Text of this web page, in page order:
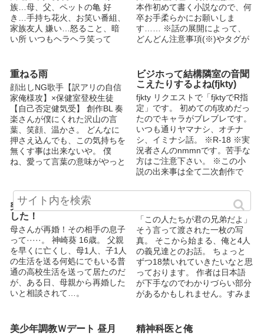
描きました() 一応ユズルのつも
りです。他キャラも描けたらい
いな……（ ˆᴗˆ ）
族…母、父、ペットの亀 好
き…手持ち花火、お笑い番組、
家族友人 嫌い…怒ること、暗
い所 いつもヘラヘラ笑って
たかったのに長くなりそうだ。
本作初めて書く小説なので、何
卒お手柔らかにお願いしま
す…… ※話の展開によって、
どんどん注意事項(※)やタグが
お願い致します。 ※◇は視点
切り替えです。 ※微ファンタ
ジー表現注意です。 ※現実に
は無いことが少し混ざってま
す。 ※毎日22時頃更新です。
※誤字脱字がありましたら、ご
報告願います… ※感想、ご意
見、「こんな嫉妬、激甘が見た
い！」などありましたら、可能
な限り物語に捩じ込みますので
何卒…… ・タグに関して・ 作
じゃない？」など等ありました
らご自由につけていただいて構
いません。 いいねやお気に入
り数、コメントは励みになりま
すっ！ しつこいくらいに来て
くれて全然構いません((
2020/5/12 100お気に入り有難
うございますっ！ 2020/5/14
100いいね有難うございます
っ！ 2020/6/21 500いいねあり
重ねる雨
顔出しNG歌手【訳アリの自信
家俺様攻】×保健室登校生徒
【自己否定健気受】 創作BL 奏
楽さんが僕にくれた沢山の言
葉、笑顔、温かさ。 どんなに
押さえ込んでも、この気持ちを
無くす事は出来ないや。 僕
ね、愛って言葉の意味がやっと
の奇跡の始まりだったんだっ
て、 今はそう思えるんです。
雨が降った日は今でも、 奏楽
さんが泣いてるのかなって 胸
が苦しくなります。 僕は今、
ちゃんと前に進めていますか？
※表紙は前作『重なる音』同様
色綺様からいただきました‼︎ 前
作のモブがメインです。 勿論
単体でも読めると思います！
ビジホって結構隣室の音聞
こえたりするよね(fjkty)
fjkty リクエストで「fjktyでR指
定」です。 初めてのfj攻めだっ
たのでキャラがブレブレです。
いつも通りヤマナシ、オチナ
シ、イミナシ話。 ※R-18 ※実
況者さんのnmmnです。苦手な
方はご注意下さい。 ※この小
説の出来事は全て二次創作で
しくお願いします。 ※リクエ
ストや感想、改善点等あればコ
メントお願いします！
突然ですが、兄貴が出来ま
した！
母さんが再婚！その相手の息子
って·····。 神崎葵 16歳。 父親
を早くに亡くし、母1人、子1人
の生活を送る何処にでもいる普
通の高校生活を送って居たのだ
が、ある日、母親から再婚した
いと相談されて…。
きょうだいとしょうねん
「この人たちが君の兄弟だよ」
そう言って渡された一枚の写
真。 そこから始まる、俺と4人
の義兄達とのお話。 ちょっと
ずつ18禁いれていきたいなと思
っております。 作者は日本語
が下手なのでわかりづらい部分
があるかもしれません。すみま
美少年調教Ｗデート 昼月 精神科医と俺